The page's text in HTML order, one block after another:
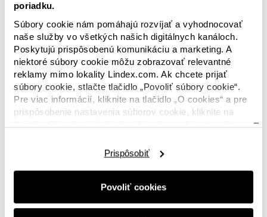
poriadku.
Súbory cookie nám pomáhajú rozvíjať a vyhodnocovať
naše služby vo všetkých našich digitálnych kanáloch.
Poskytujú prispôsobenú komunikáciu a marketing. A
niektoré súbory cookie môžu zobrazovať relevantné
reklamy mimo lokality Lindex.com. Ak chcete prijať
súbory cookie, stlačte tlačidlo „Povoliť súbory cookie“.
Pre viac informácií, kliknite na tlačidlo „O cookies“ a pre
prispôsobenie nastavenia súborov cookie, kliknite na
Povoliť cookies
Prispôsobiť